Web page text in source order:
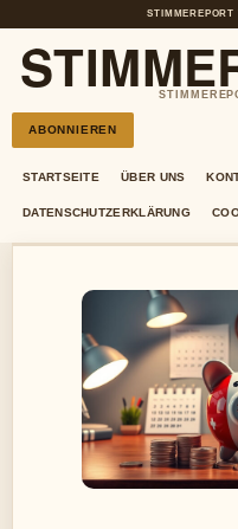
STIMMEREPORT
ABONNIEREN
STARTSEITE ÜBER UNS
DATENSCHUTZERKLÄRUNG